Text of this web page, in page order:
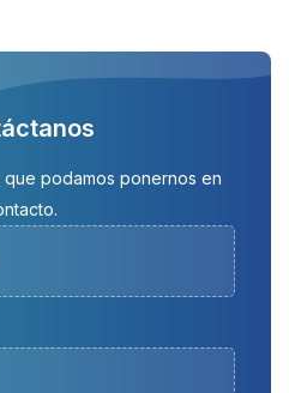
podamos ponernos en